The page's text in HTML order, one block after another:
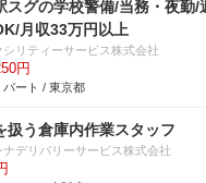
スグの学校警備/当務・夜勤/
月収33万円以上
シリティーサービス株式会社
円
パート / 東京都
扱う倉庫内作業スタッフ
ナデリバリーサービス株式会社